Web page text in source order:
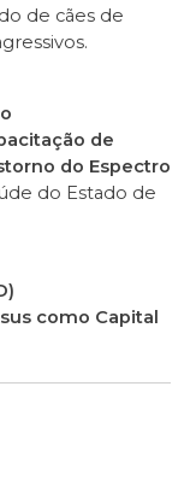
de cães de
de
do Espectro
do Estado de
como Capital